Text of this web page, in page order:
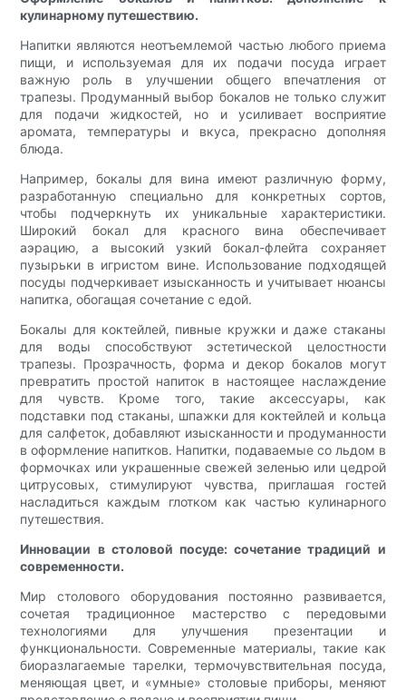
кулинарному путешествию.
Напитки являются неотъемлемой частью любого приема
пищи, и используемая для их подачи посуда играет
важную роль в улучшении общего впечатления от
трапезы. Продуманный выбор бокалов не только служит
для подачи жидкостей, но и усиливает восприятие
аромата, температуры и вкуса, прекрасно дополняя
блюда.
Например, бокалы для вина имеют различную форму,
разработанную специально для конкретных сортов,
чтобы подчеркнуть их уникальные характеристики.
Широкий бокал для красного вина обеспечивает
аэрацию, а высокий узкий бокал-флейта сохраняет
пузырьки в игристом вине. Использование подходящей
посуды подчеркивает изысканность и учитывает нюансы
напитка, обогащая сочетание с едой.
Бокалы для коктейлей, пивные кружки и даже стаканы
для воды способствуют эстетической целостности
трапезы. Прозрачность, форма и декор бокалов могут
превратить простой напиток в настоящее наслаждение
для чувств. Кроме того, такие аксессуары, как
подставки под стаканы, шпажки для коктейлей и кольца
для салфеток, добавляют изысканности и продуманности
в оформление напитков. Напитки, подаваемые со льдом в
формочках или украшенные свежей зеленью или цедрой
цитрусовых, стимулируют чувства, приглашая гостей
насладиться каждым глотком как частью кулинарного
путешествия.
Инновации в столовой посуде: сочетание традиций и
современности.
Мир столового оборудования постоянно развивается,
сочетая традиционное мастерство с передовыми
технологиями для улучшения презентации и
функциональности. Современные материалы, такие как
биоразлагаемые тарелки, термочувствительная посуда,
меняющая цвет, и «умные» столовые приборы, меняют